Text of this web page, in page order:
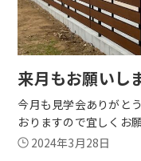
来月もお願いし
今月も見学会ありがと
おりますので宜しくお
2024年3月28日